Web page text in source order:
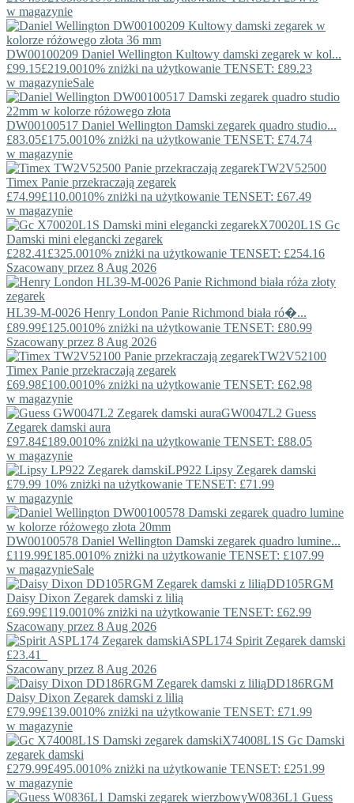
w magazynie
DW00100209 Daniel Wellington Kultowy damski zegarek w kol...
£99.15£219.0010% zniżki na użytkowanie TENSET: £89.23
w magazynieSale
DW00100517 Daniel Wellington Damski zegarek quadro studio...
£83.05£175.0010% zniżki na użytkowanie TENSET: £74.74
w magazynie
TW2V52500
Timex Panie przekraczają zegarek
£74.99£110.0010% zniżki na użytkowanie TENSET: £67.49
w magazynie
X70020L1S Gc
Damski mini elegancki zegarek
£282.41 £325.0010% zniżki na użytkowanie TENSET: £254.16
Szacowany przez 8 Aug 2026
HL39-M-0026 Henry London Panie Richmond biała ró�...
£89.99£125.0010% zniżki na użytkowanie TENSET: £80.99
Szacowany przez 8 Aug 2026
TW2V52100
Timex Panie przekraczają zegarek
£69.98£100.0010% zniżki na użytkowanie TENSET: £62.98
w magazynie
GW0047L2 Guess
Zegarek damski aura
£97.84£189.0010% zniżki na użytkowanie TENSET: £88.05
w magazynie
LP922 Lipsy Zegarek damski
£79.99 10% zniżki na użytkowanie TENSET: £71.99
w magazynie
DW00100578 Daniel Wellington Damski zegarek quadro lumine...
£119.99£185.0010% zniżki na użytkowanie TENSET: £107.99
w magazynieSale
DD105RGM
Daisy Dixon Zegarek damski z lilią
£69.99£119.0010% zniżki na użytkowanie TENSET: £62.99
Szacowany przez 8 Aug 2026
ASPL174 Spirit Zegarek damski
£23.41
Szacowany przez 8 Aug 2026
DD186RGM
Daisy Dixon Zegarek damski z lilią
£79.99£139.0010% zniżki na użytkowanie TENSET: £71.99
w magazynie
X74008L1S Gc Damski
zegarek damski
£279.99£495.0010% zniżki na użytkowanie TENSET: £251.99
w magazynie
W0836L1 Guess